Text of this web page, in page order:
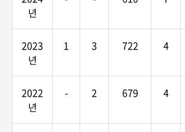
년
2023
년
1 3 722 4
2022
년
- 2 679 4